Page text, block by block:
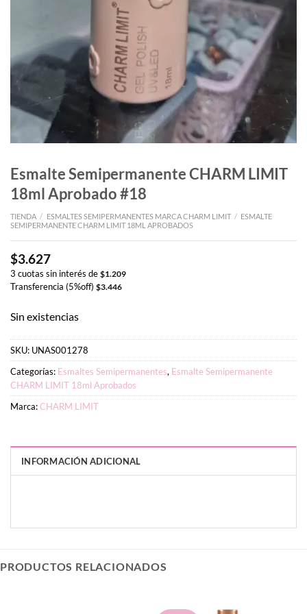
Esmalte Semipermanente CHARM LIMIT
18ml Aprobado #18
TIENDA / ESMALTES SEMIPERMANENTES MARCA CHARM LIMIT / ESMALTE
SEMIPERMANENTE CHARM LIMIT 18ML APROBADOS
$3.627
3 cuotas sin interés de $1.209
Transferencia (5%off) $3.446
Sin existencias
SKU: UNAS001278
Categorías: Esmaltes Semipermanentes, Esmalte Semipermanente
CHARM LIMIT 18ml Aprobados
Marca:CHARM LIMIT
INFORMACIÓN ADICIONAL
PRODUCTOS RELACIONADOS